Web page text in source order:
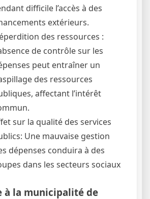
difficile l’accès à des
extérieurs.
des ressources :
de contrôle sur les
peut entraîner un
des ressources
affectant l’intérêt
sur la qualité des services
Une mauvaise gestion
dépenses conduira à des
dans les secteurs sociaux
à la municipalité de